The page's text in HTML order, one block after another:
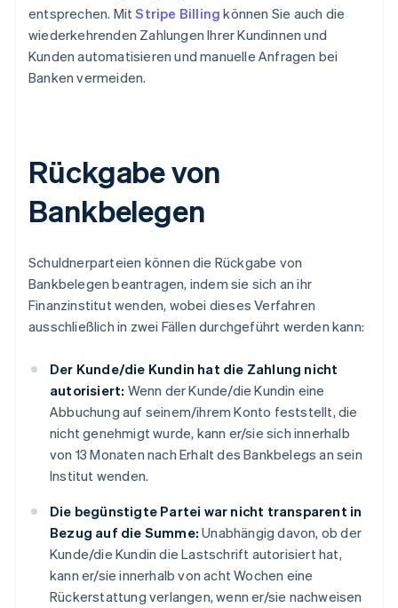
entsprechen. MitStripe Billing können Sie auch die
wiederkehrenden Zahlungen Ihrer Kundinnen und
Kunden automatisieren und manuelle Anfragen bei
Banken vermeiden.
Rückgabe von
Bankbelegen
Schuldnerparteien können die Rückgabe von
Bankbelegen beantragen, indem sie sich an ihr
Finanzinstitut wenden, wobei dieses Verfahren
ausschließlich in zwei Fällen durchgeführt werden kann:
Der Kunde/die Kundin hat die Zahlung nicht
autorisiert: Wenn der Kunde/die Kundin eine
Abbuchung auf seinem/ihrem Konto feststellt, die
nicht genehmigt wurde, kann er/sie sich innerhalb
von 13 Monaten nach Erhalt des Bankbelegs an sein
Institut wenden.
Die begünstigte Partei war nicht transparent in
Bezug auf die Summe: Unabhängig davon, ob der
Kunde/die Kundin die Lastschrift autorisiert hat,
kann er/sie innerhalb von acht Wochen eine
Rückerstattung verlangen, wenn er/sie nachweisen